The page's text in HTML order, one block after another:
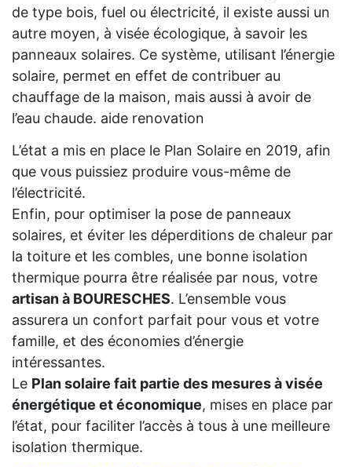
de type bois, fuel ou électricité, il existe aussi un
autre moyen, à visée écologique, à savoir les
panneaux solaires. Ce système, utilisant l’énergie
solaire, permet en effet de contribuer au
chauffage de la maison, mais aussi à avoir de
l’eau chaude. aide renovation
L’état a mis en place le Plan Solaire en 2019, afin
que vous puissiez produire vous-même de
l’électricité.
Enfin, pour optimiser la pose de panneaux
solaires, et éviter les déperditions de chaleur par
la toiture et les combles, une bonne isolation
thermique pourra être réalisée par nous, votre
artisan à BOURESCHES. L’ensemble vous
assurera un confort parfait pour vous et votre
famille, et des économies d’énergie
intéressantes.
Le Plan solaire fait partie des mesures à visée
énergétique et économique, mises en place par
l’état, pour faciliter l’accès à tous à une meilleure
isolation thermique.